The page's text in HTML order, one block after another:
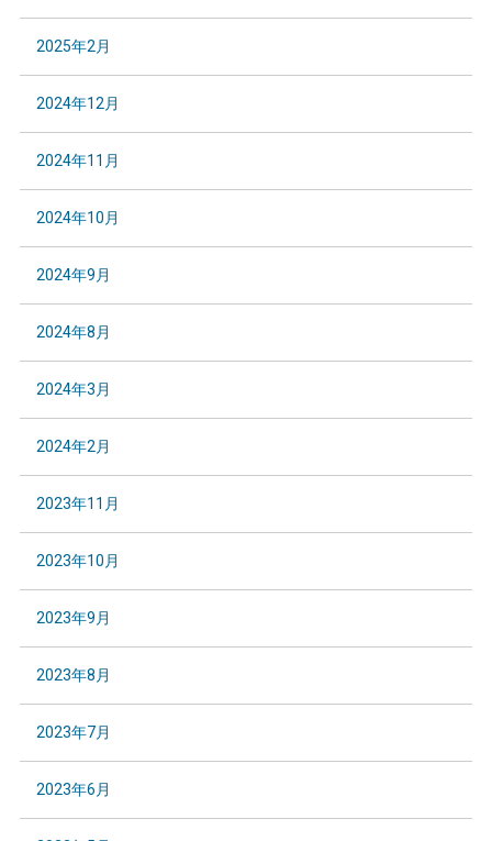
2025年2月
2024年12月
2024年11月
2024年10月
2024年9月
2024年8月
2024年3月
2024年2月
2023年11月
2023年10月
2023年9月
2023年8月
2023年7月
2023年6月